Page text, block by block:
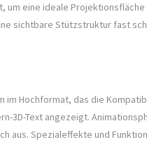
eine ideale
sichtbare Stützstruktur fast
Hochformat, das die
Text angezeigt.
aus. Spezialeffekte und